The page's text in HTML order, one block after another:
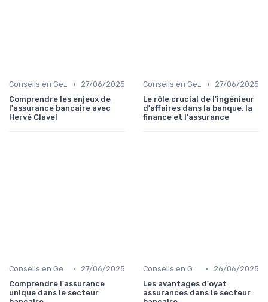
Conseils en Gestion de Patrimoine •
27/06/2025
Comprendre les enjeux de
l'assurance bancaire avec
Hervé Clavel
Conseils en Gestion de Patrimoine •
27/06/2025
Le rôle crucial de l'ingénieur
d'affaires dans la banque, la
finance et l'assurance
Conseils en Gestion de Patrimoine •
27/06/2025
Comprendre l'assurance
unique dans le secteur
Conseils en Gestion de Patrimoine •
26/06/2025
Les avantages d'oyat
assurances dans le secteur